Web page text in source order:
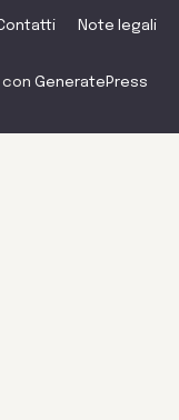
Note legali
con GeneratePress